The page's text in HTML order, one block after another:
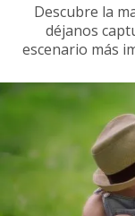
Descubre la
déjanos
escenario más